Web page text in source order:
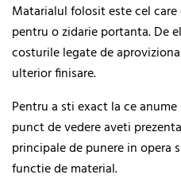
Matarialul folosit este cel
pentru o zidarie portanta. De
costurile legate de
ulterior finisare.
Pentru a sti exact la ce
punct de vedere aveti
principale de punere in opera
functie de material.